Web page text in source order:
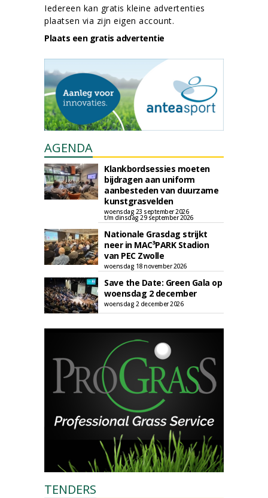
Iedereen kan gratis kleine advertenties
plaatsen via zijn eigen account.
Plaats een gratis advertentie
AGENDA
Klankbordsessies moeten
bijdragen aan uniform
aanbesteden van duurzame
kunstgrasvelden
woensdag 23 september 2026
t/m dinsdag 29 september 2026
Nationale Grasdag strijkt
neer in MAC³PARK Stadion
van PEC Zwolle
woensdag 18 november 2026
Save the Date: Green Gala op
woensdag 2 december
woensdag 2 december 2026
TENDERS